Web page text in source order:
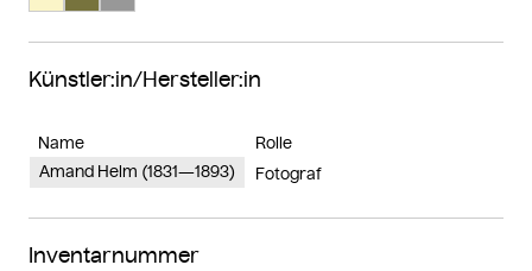
Künstler:in/Hersteller:in
Name
Rolle
Amand Helm (1831—1893)
Fotograf
Inventarnummer